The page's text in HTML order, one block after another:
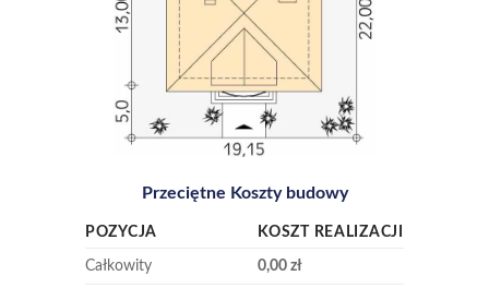
Przeciętne Koszty budowy
POZYCJA KOSZT REALIZACJI
Całkowity 0,00 zł